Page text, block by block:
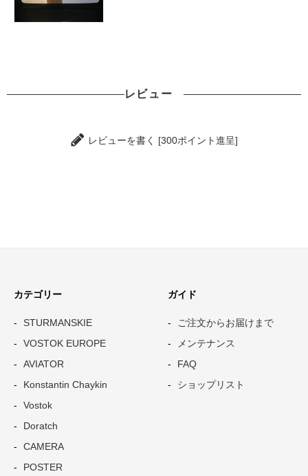
レビュー
レビューを書く [300ポイント進呈]
カテゴリー
STURMANSKIE
VOSTOK EUROPE
AVIATOR
Konstantin Chaykin
Vostok
Doratch
CAMERA
POSTER
ガイド
ご注文からお届けまで
メンテナンス
FAQ
ショップリスト